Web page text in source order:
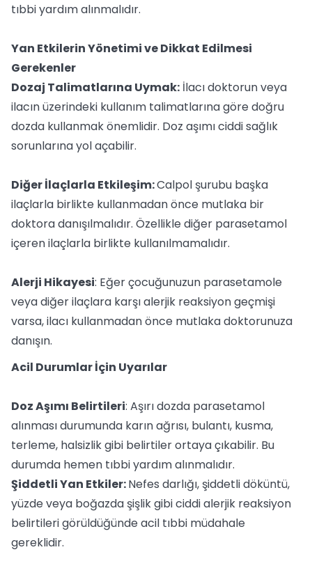
tıbbi yardım alınmalıdır.
Yan Etkilerin Yönetimi ve Dikkat Edilmesi
Gerekenler
Dozaj Talimatlarına Uymak: İlacı doktorun veya
ilacın üzerindeki kullanım talimatlarına göre doğru
dozda kullanmak önemlidir. Doz aşımı ciddi sağlık
sorunlarına yol açabilir.
Diğer İlaçlarla Etkileşim:Calpol şurubu başka
ilaçlarla birlikte kullanmadan önce mutlaka bir
doktora danışılmalıdır. Özellikle diğer parasetamol
içeren ilaçlarla birlikte kullanılmamalıdır.
Alerji Hikayesi: Eğer çocuğunuzun parasetamole
veya diğer ilaçlara karşı alerjik reaksiyon geçmişi
varsa, ilacı kullanmadan önce mutlaka doktorunuza
danışın.
Acil Durumlar İçin Uyarılar
Doz Aşımı Belirtileri: Aşırı dozda parasetamol
alınması durumunda karın ağrısı, bulantı, kusma,
terleme, halsizlik gibi belirtiler ortaya çıkabilir. Bu
durumda hemen tıbbi yardım alınmalıdır.
Şiddetli Yan Etkiler:Nefes darlığı, şiddetli döküntü,
yüzde veya boğazda şişlik gibi ciddi alerjik reaksiyon
belirtileri görüldüğünde acil tıbbi müdahale
gereklidir.